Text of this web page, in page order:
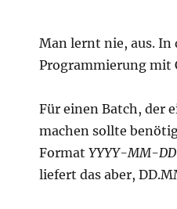
Man lernt nie, aus.
Programmierung mit
Für einen Batch, der
machen sollte
Format YYYY-MM-DD
liefert das aber,